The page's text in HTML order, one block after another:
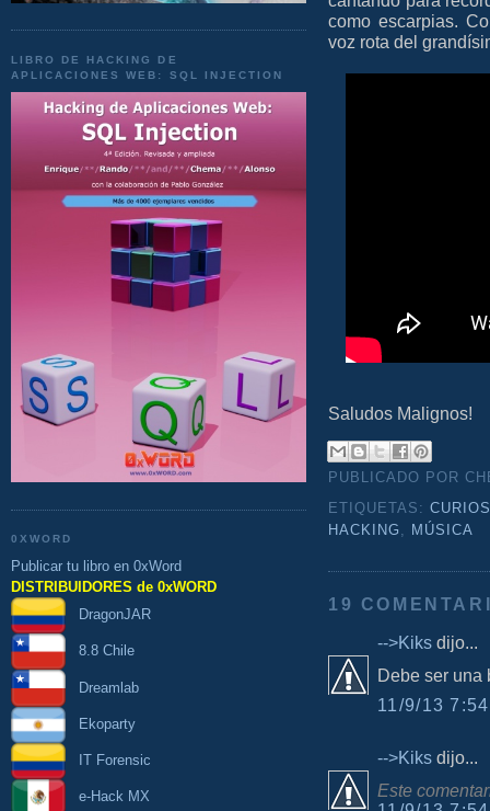
LIBRO DE HACKING DE
APLICACIONES WEB: SQL INJECTION
0XWORD
Publicar tu libro en 0xWord
DISTRIBUIDORES de 0xWORD
DragonJAR
8.8 Chile
Dreamlab
Ekoparty
IT Forensic
e-Hack MX
como escarpias.
voz rota del
Saludos Malignos!
PUBLICADO POR
ETIQUETAS:
HACKING , MÚSICA
19
-->Kiks dijo...
Debe ser una
11/9/13
-->Kiks dijo...
Este